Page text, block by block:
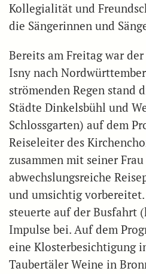
Kollegialität und
die Sängerinnen und
Bereits am Freitag war
Isny nach
strömenden Regen stand
Städte Dinkelsbühl und
Schlossgarten) auf dem
Reiseleiter des
zusammen mit seiner
abwechslungsreiche
und umsichtig
steuerte auf der Busfahrt
Impulse bei. Auf dem
eine Klosterbesichtigung
Taubertäler Weine in